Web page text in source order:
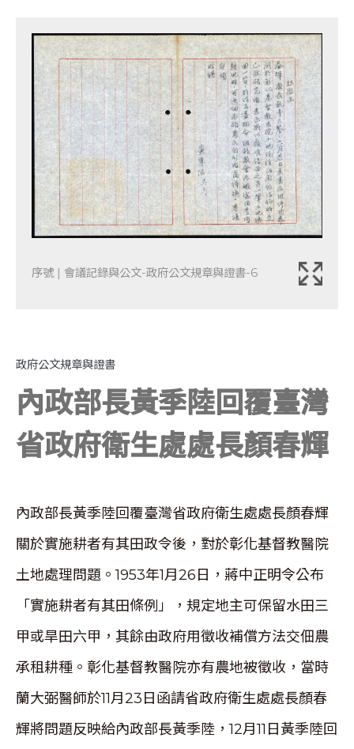
序號 | 會議記錄與公文-政府公文規章與證書-6
政府公文規章與證書
內政部長黃季陸回覆臺灣
省政府衛生處處長顏春輝
內政部長黃季陸回覆臺灣省政府衛生處處長顏春輝
關於實施耕者有其田政令後，對於彰化基督教醫院
土地處理問題。1953年1月26日，蔣中正明令公布
「實施耕者有其田條例」，規定地主可保留水田三
甲或旱田六甲，其餘由政府用徵收補償方法交佃農
承租耕種。彰化基督教醫院亦有農地被徵收，當時
蘭大弼醫師於11月23日函請省政府衛生處處長顏春
輝將問題反映給內政部長黃季陸，12月11日黃季陸回